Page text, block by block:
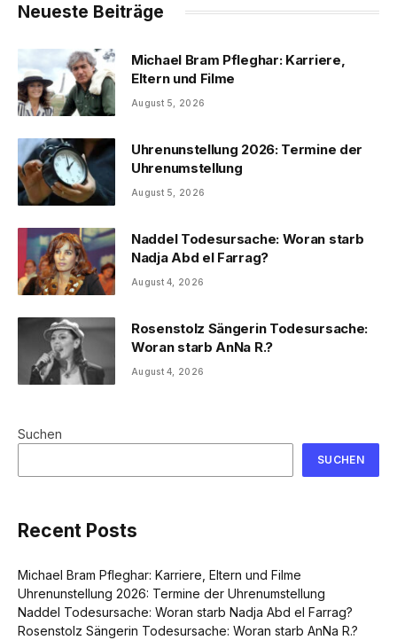
Neueste Beiträge
Michael Bram Pfleghar: Karriere,
Eltern und Filme
August 5, 2026
Uhrenunstellung 2026: Termine der
Uhrenumstellung
August 5, 2026
Naddel Todesursache: Woran starb
Nadja Abd el Farrag?
August 4, 2026
Rosenstolz Sängerin Todesursache:
Woran starb AnNa R.?
August 4, 2026
Suchen
SUCHEN
Recent Posts
Michael Bram Pfleghar: Karriere, Eltern und Filme
Uhrenunstellung 2026: Termine der Uhrenumstellung
Naddel Todesursache: Woran starb Nadja Abd el Farrag?
Rosenstolz Sängerin Todesursache: Woran starb AnNa R.?